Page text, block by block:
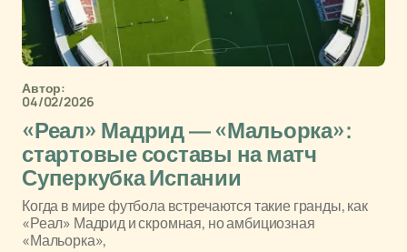
Автор:
04/02/2026
«Реал» Мадрид — «Мальорка»:
стартовые составы на матч
Суперкубка Испании
Когда в мире футбола встречаются такие гранды, как
«Реал» Мадрид и скромная, но амбициозная
«Мальорка»,